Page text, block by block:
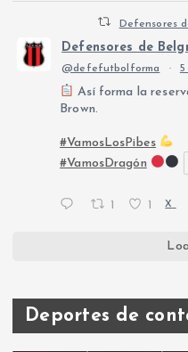
Defensores
Defensores de
@defefutbolforma · 5
Así forma la
Brown.
#VamosLosPibes
#VamosDragón
X
Deportes de